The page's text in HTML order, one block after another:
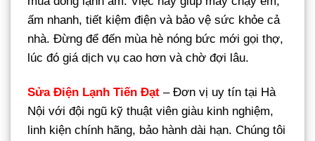
ấm nhanh, tiết kiệm điện và bảo vệ sức khỏe cả
nhà. Đừng để đến mùa hè nóng bức mới gọi thợ,
lúc đó giá dịch vụ cao hơn và chờ đợi lâu.
Sửa Điện Lạnh Tiến Đạt – Đơn vị uy tín tại Hà
Nội với đội ngũ kỹ thuật viên giàu kinh nghiệm,
linh kiện chính hãng, bảo hành dài hạn. Chúng tôi